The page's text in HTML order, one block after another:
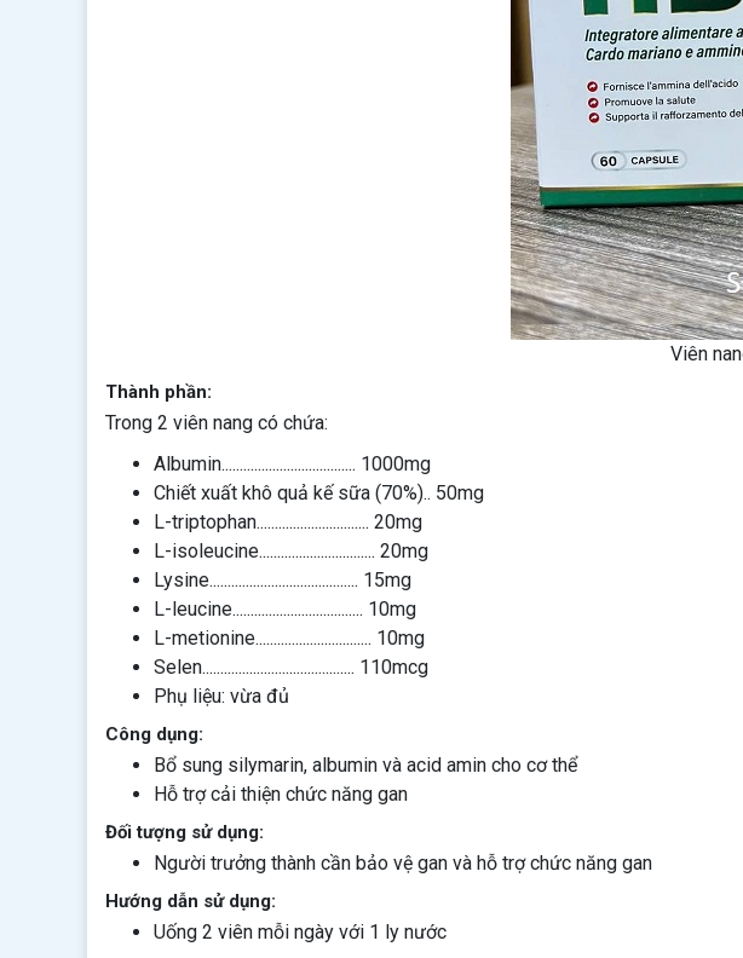
Viên
Thành phần:
Trong 2 viên nang có chứa:
Albumin..................................... 1000mg
Chiết xuất khô quả kế sữa (70%).. 50mg
L-triptophan............................... 20mg
L-isoleucine................................ 20mg
Lysine......................................... 15mg
L-leucine.................................... 10mg
L-metionine................................ 10mg
Selen.......................................... 110mcg
Phụ liệu: vừa đủ
Công dụng:
Bổ sung silymarin, albumin và acid amin cho cơ thể
Hỗ trợ cải thiện chức năng gan
Đối tượng sử dụng:
Người trưởng thành cần bảo vệ gan và hỗ trợ chức năng gan
Hướng dẫn sử dụng:
Uống 2 viên mỗi ngày với 1 ly nước